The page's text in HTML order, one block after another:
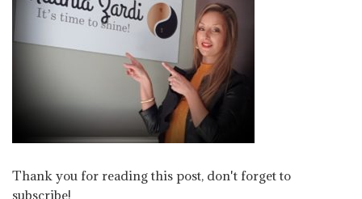
Thank you for reading this post, don't forget to
subscribe!